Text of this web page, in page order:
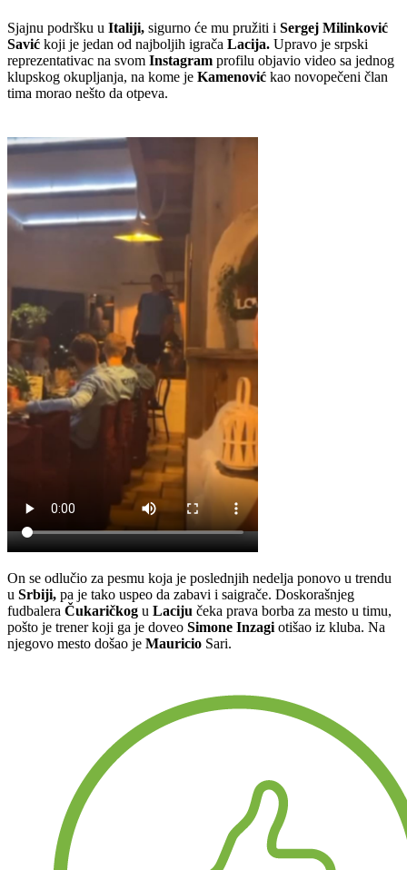
Sjajnu podršku u Italiji, sigurno će mu pružiti i Sergej Milinković
Savić koji je jedan od najboljih igrača Lacija. Upravo je srpski
reprezentativac na svom Instagram profilu objavio video sa jednog
klupskog okupljanja, na kome je Kamenović kao novopečeni član
tima morao nešto da otpeva.
On se odlučio za pesmu koja je poslednjih nedelja ponovo u trendu
u Srbiji, pa je tako uspeo da zabavi i saigrače. Doskorašnjeg
fudbalera Čukaričkog u Laciju čeka prava borba za mesto u timu,
pošto je trener koji ga je doveo Simone Inzagi otišao iz kluba. Na
njegovo mesto došao je Mauricio Sari.